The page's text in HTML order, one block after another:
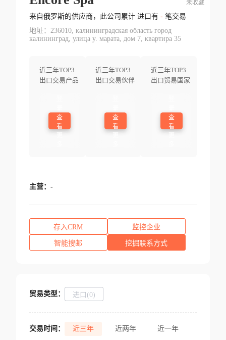
来自俄罗斯的供应商，此公司累计 进口有 -笔交易
地址：236010, калининградская область город
калининград, улица у. марата, дом 7, квартира 35
近三年TOP3
出口交易产品
查
看
近三年TOP3
出口交易伙伴
查
看
近三年TOP3
出口贸易国家
查
看
未收藏
主营： -
存入CRM 监控企业
智能搜邮 挖掘联系方式
贸易类型： 进口(0)
交易时间： 近三年 近两年 近一年